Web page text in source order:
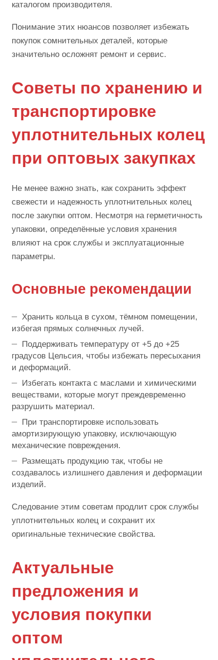
каталогом производителя.
Понимание этих нюансов позволяет избежать
покупок сомнительных деталей, которые
значительно осложнят ремонт и сервис.
Советы по хранению и
транспортировке
уплотнительных колец
при оптовых закупках
Не менее важно знать, как сохранить эффект
свежести и надежность уплотнительных колец
после закупки оптом. Несмотря на герметичность
упаковки, определённые условия хранения
влияют на срок службы и эксплуатационные
параметры.
Основные рекомендации
Хранить кольца в сухом, тёмном помещении,
избегая прямых солнечных лучей.
Поддерживать температуру от +5 до +25
градусов Цельсия, чтобы избежать пересыхания
и деформаций.
Избегать контакта с маслами и химическими
веществами, которые могут преждевременно
разрушить материал.
При транспортировке использовать
амортизирующую упаковку, исключающую
механические повреждения.
Размещать продукцию так, чтобы не
создавалось излишнего давления и деформации
изделий.
Следование этим советам продлит срок службы
уплотнительных колец и сохранит их
оригинальные технические свойства.
Актуальные
предложения и
условия покупки
оптом